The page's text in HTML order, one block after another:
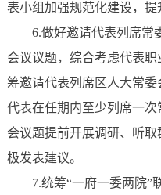
表小组加强规范化建设，提
6.做好邀请代表列席常
会议议题，综合考虑代表
筹邀请代表列席区人大常
代表在任期内至少列席一
会议题提前开展调研、听
极发表建议。
7.统筹“一府一委两院”